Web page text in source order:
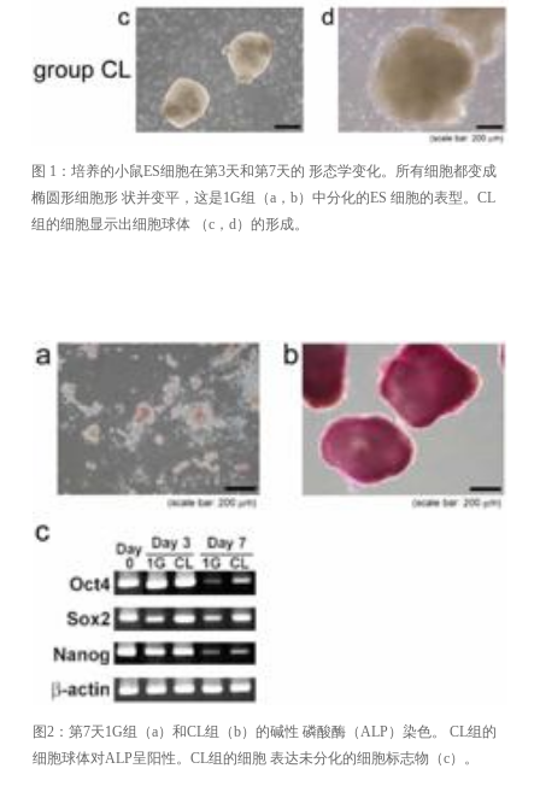
图 1：培养的小鼠ES细胞在第3天和第7天的 形态学变化。所有细胞都变成
椭圆形细胞形 状并变平，这是1G组（a，b）中分化的ES 细胞的表型。CL
组的细胞显示出细胞球体 （c，d）的形成。
图2：第7天1G组（a）和CL组（b）的碱性 磷酸酶（ALP）染色。 CL组的
细胞球体对ALP呈阳性。CL组的细胞 表达未分化的细胞标志物（c）。